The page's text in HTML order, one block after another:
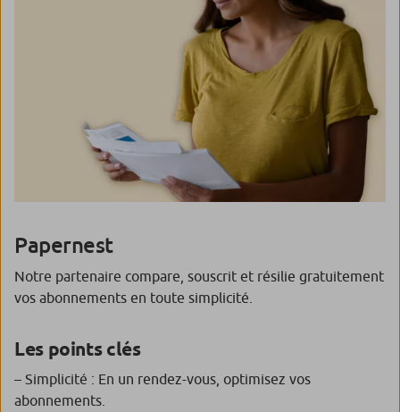
Papernest
Notre partenaire compare, souscrit et résilie gratuitement
vos abonnements en toute simplicité.
Les points clés
– Simplicité : En un rendez-vous, optimisez vos
abonnements.